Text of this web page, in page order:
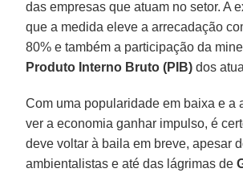
das empresas que atuam no setor. A
que a medida eleve a arrecadação
80% e também a participação da
Produto Interno Bruto (PIB) dos
Com uma popularidade em baixa e a
ver a economia ganhar impulso, é
deve voltar à baila em breve, apesar
ambientalistas e até das lágrimas de